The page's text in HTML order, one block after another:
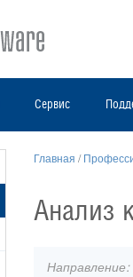
Сервис
Главная /
Анализ
Направление: